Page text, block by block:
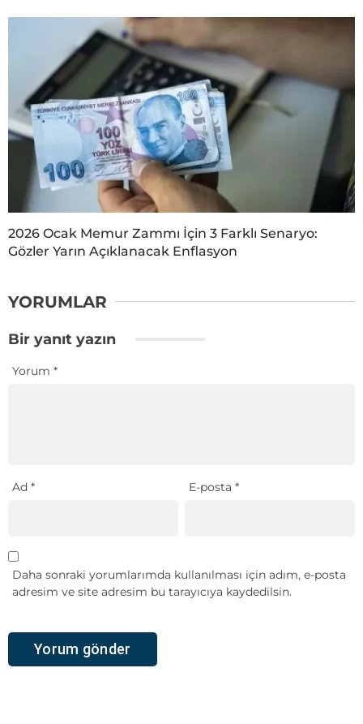
2026 Ocak Memur Zammı İçin 3 Farklı Senaryo:
Gözler Yarın Açıklanacak Enflasyon
YORUMLAR
Bir yanıt yazın
Yorum *
Ad * E-posta*
Daha sonraki yorumlarımda kullanılması için adım, e-posta
adresim ve site adresim bu tarayıcıya kaydedilsin.